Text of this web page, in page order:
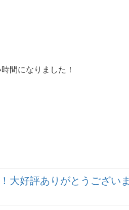
間になりました！
大好評ありがとうございま